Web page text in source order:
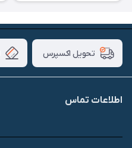
تحویل اکسپرس
اطلاعات تماس